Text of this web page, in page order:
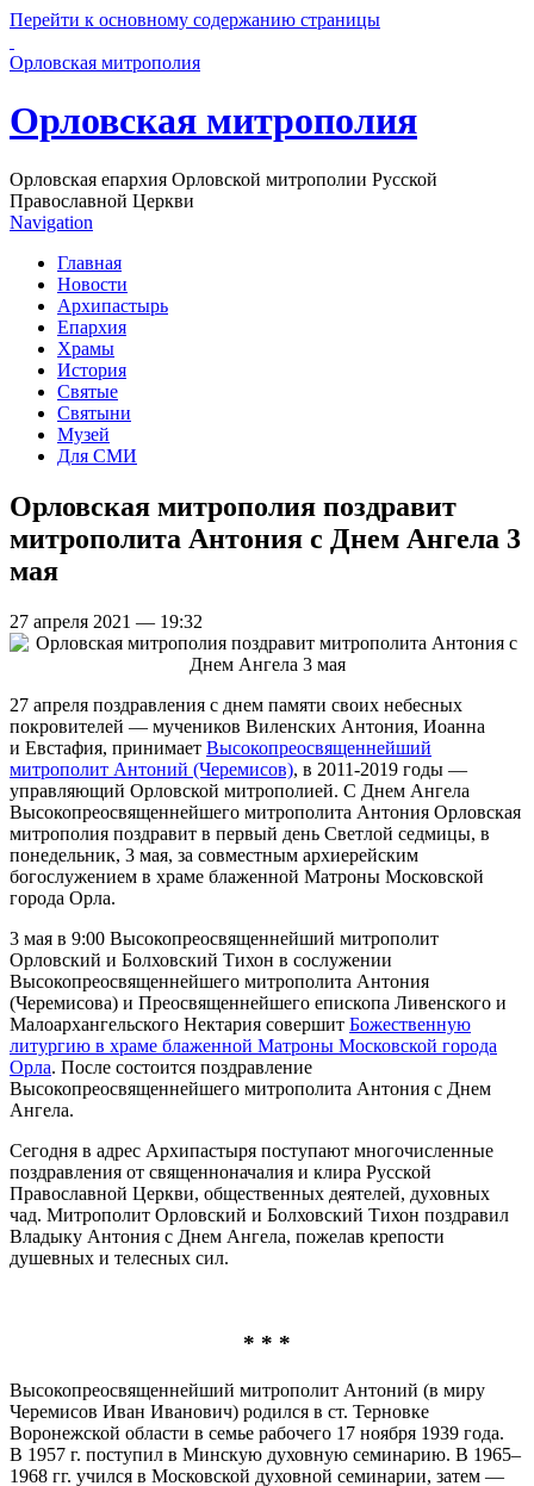
Перейти к основному содержанию страницы
Орловская митрополия
Орловская митрополия
Орловская епархия Орловской митрополии Русской
Православной Церкви
Navigation
Главная
Новости
Архипастырь
Епархия
Храмы
История
Святые
Святыни
Музей
Для СМИ
Орловская митрополия поздравит
митрополита Антония с Днем Ангела 3
мая
27 апреля 2021 — 19:32
27 апреля поздравления с днем памяти своих небесных
покровителей — мучеников Виленских Антония, Иоанна
и Евстафия, принимает Высокопреосвященнейший
митрополит Антоний (Черемисов), в 2011-2019 годы —
управляющий Орловской митрополией. С Днем Ангела
Высокопреосвященнейшего митрополита Антония Орловская
митрополия поздравит в первый день Светлой седмицы, в
понедельник, 3 мая, за совместным архиерейским
богослужением в храме блаженной Матроны Московской
города Орла.
3 мая в 9:00 Высокопреосвященнейший митрополит
Орловский и Болховский Тихон в сослужении
Высокопреосвященнейшего митрополита Антония
(Черемисова) и Преосвященнейшего епископа Ливенского и
Малоархангельского Нектария совершит Божественную
литургию в храме блаженной Матроны Московской города
Орла. После состоится поздравление
Высокопреосвященнейшего митрополита Антония с Днем
Ангела.
Сегодня в адрес Архипастыря поступают многочисленные
поздравления от священноначалия и клира Русской
Православной Церкви, общественных деятелей, духовных
чад. Митрополит Орловский и Болховский Тихон поздравил
Владыку Антония с Днем Ангела, пожелав крепости
душевных и телесных сил.
* * *
Высокопреосвященнейший митрополит Антоний (в миру
Черемисов Иван Иванович) родился в ст. Терновке
Воронежской области в семье рабочего 17 ноября 1939 года.
В 1957 г. поступил в Минскую духовную семинарию. В 1965–
1968 гг. учился в Московской духовной семинарии, затем —